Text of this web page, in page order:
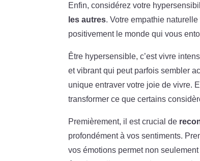
Enfin, considérez votre
les autres. Votre empathie
positivement le monde qui vous
Être hypersensible, c’est vivre
et vibrant qui peut parfois sembler
unique entraver votre joie de vivre.
transformer ce que certains
Premièrement, il est crucial de
profondément à vos sentiments.
vos émotions permet non